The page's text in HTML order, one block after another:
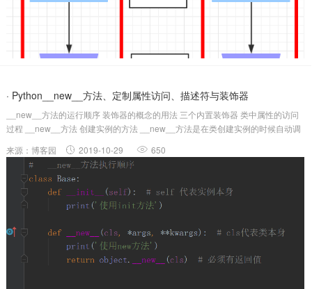
· Python__new__方法、定制属性访问、描述符与装饰器
__new__方法的运行顺序 装饰器的概念的用法 三个内置装饰器 类中属性的访问
过程 __new__方法 创建实例的方法 __new__方法是在类创建实例的时候自动调
例，再调用__in...
来源：博客园 2019-10-29 650